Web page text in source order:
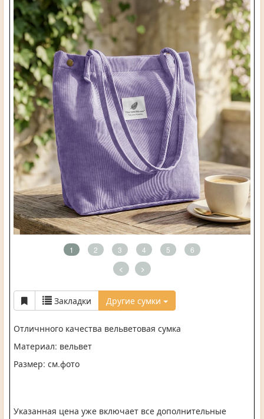
1 2 3 4 5 6
< >
Закладки Другие сумки
Отличнного качества вельветовая сумка
Материал: вельвет
Размер: см.фото
Указанная цена уже включает все дополнительные